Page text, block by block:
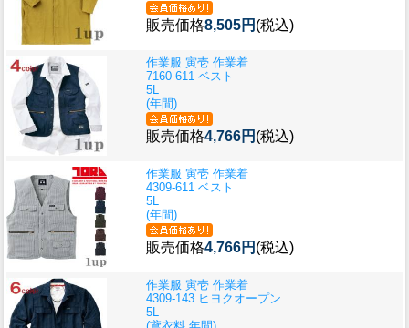
販売価格8,505円 (税込)
作業服 寅壱 作業着
7160-611 ベスト
5L
(年間)
販売価格4,766円 (税込)
作業服 寅壱 作業着
4309-611 ベスト
5L
(年間)
販売価格4,766円 (税込)
作業服 寅壱 作業着
4309-143 ヒヨクオープン
5L